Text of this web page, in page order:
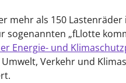
mehr als 150
sogenannten „fLlotte
Energie- und
Verkehr und